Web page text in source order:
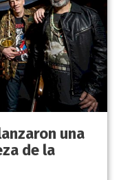
una
de la